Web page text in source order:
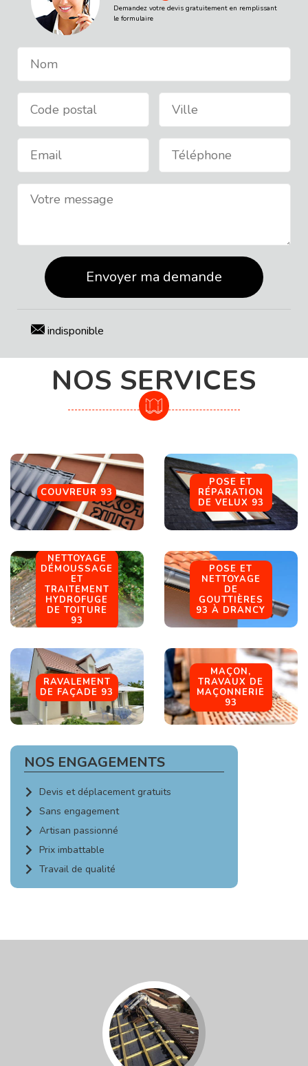
Demandez votre devis gratuitement en remplissant
le formulaire
indisponible
NOS SERVICES
COUVREUR 93
POSE ET
RÉPARATION
DE VELUX 93
NETTOYAGE
DÉMOUSSAGE
ET
TRAITEMENT
HYDROFUGE
DE TOITURE
93
POSE ET
NETTOYAGE
DE
GOUTTIÈRES
93 À DRANCY
RAVALEMENT
DE FAÇADE 93
MAÇON,
TRAVAUX DE
MAÇONNERIE
93
NOS ENGAGEMENTS
Devis et déplacement gratuits
Sans engagement
Artisan passionné
Prix imbattable
Travail de qualité